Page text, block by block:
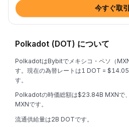
今すぐ取引
Polkadot (DOT) について
PolkadotはBybitでメキシコ・ペソ（
す。現在の為替レートは1 DOT =
す。
Polkadotの時価総額は$23.84B MXNで
MXNです。
流通供給量は2B DOTです。